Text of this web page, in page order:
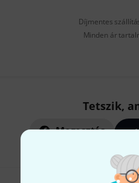
Díjmentes
Minden ár
Tetszik,
Megosztás